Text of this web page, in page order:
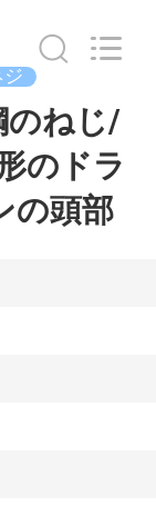
のねじ/
のドラ
の頭部